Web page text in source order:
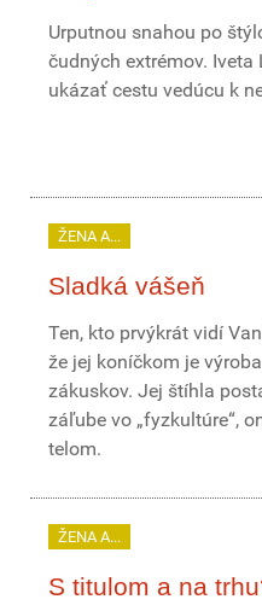
Urputnou snahou po
čudných extrémov. Iveta
ukázať cestu vedúcu k
ŽENA A...
Sladká vášeň
Ten, kto prvýkrát vidí
že jej koníčkom je
zákuskov. Jej štíhla
záľube vo „fyzkultúre“,
telom.
ŽENA A...
S titulom a na